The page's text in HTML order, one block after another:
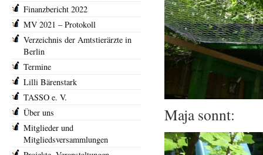
Maja sonnt:
Finanzbericht 2022
MV 2021 – Protokoll
Verzeichnis der Amtstierärzte in
Berlin
Termine
Lilli Bärenstark
TASSO e. V.
Über uns
Mitglieder und
Mitgliedsversammlungen